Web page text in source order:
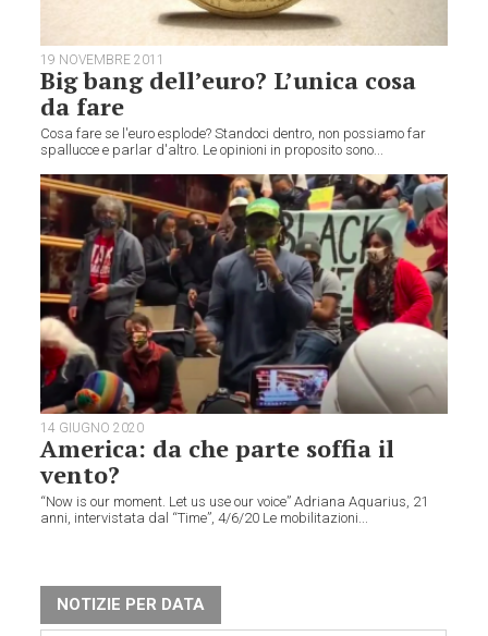
19 NOVEMBRE 2011
Big bang dell’euro? L’unica cosa
da fare
Cosa fare se l'euro esplode? Standoci dentro, non possiamo far
spallucce e parlar d'altro. Le opinioni in proposito sono...
14 GIUGNO 2020
America: da che parte soffia il
vento?
“Now is our moment. Let us use our voice” Adriana Aquarius, 21
anni, intervistata dal “Time”, 4/6/20 Le mobilitazioni...
NOTIZIE PER DATA